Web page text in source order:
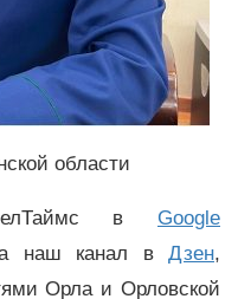
области
в Google
наш канал вДзен,
Орла и Орловской